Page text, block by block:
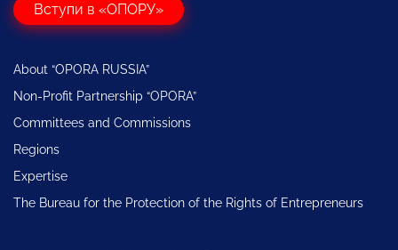
Вступи в «ОПОРУ»
About “OPORA RUSSIA”
Non-Profit Partnership “OPORA”
Committees and Commissions
Regions
Expertise
The Bureau for the Protection of the Rights of Entrepreneurs